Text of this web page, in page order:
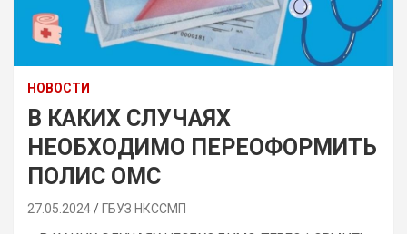
НОВОСТИ
В КАКИХ СЛУЧАЯХ
НЕОБХОДИМО ПЕРЕОФОРМИТЬ
ПОЛИС ОМС
27.05.2024 ГБУЗ НКССМП